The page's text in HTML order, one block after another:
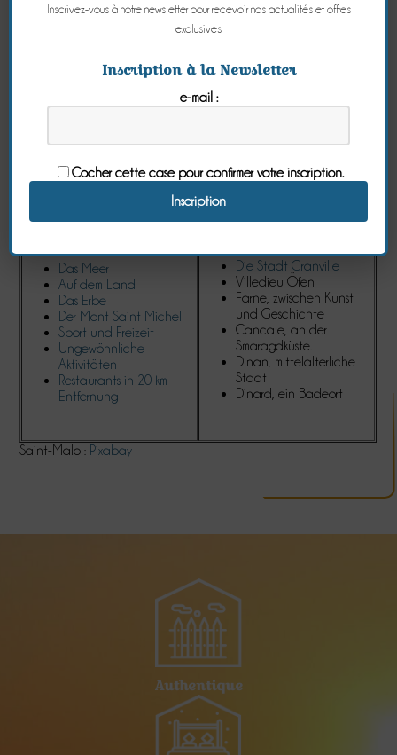
Um die touristischen Aktivitäten und die wichtigsten Besuche
unserer schönen Region zu entdecken, lädt Les Bruyères du Mont
Sie ein, die folgenden Seiten "Tourismus" zu lesen, die speziell
Entspannung und Entdeckung zu machen....
Ihre Ziele
Das Meer
Auf dem Land
Das Erbe
Der Mont Saint Michel
Sport und Freizeit
Ungewöhnliche
Aktivitäten
Restaurants in 20 km
Entfernung
Die Stadt Granville
Villedieu Öfen
Farne, zwischen Kunst
und Geschichte
Cancale, an der
Smaragdküste.
Dinan, mittelalterliche
Stadt
Dinard, ein Badeort
Saint-Malo : Pixabay
Authentique
Inscrivez-vous à notre newsletter pour recevoir nos actualités et offres
exclusives
Inscription à la Newsletter
e-mail :
Cocher cette case pour confirmer votre inscription.